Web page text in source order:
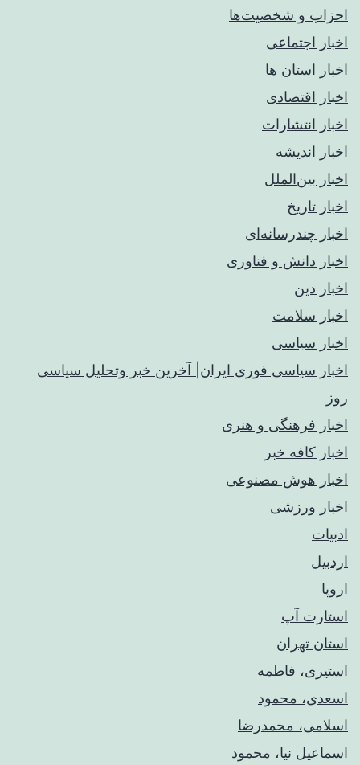
احزاب و شخصیت‌ها
اخبار اجتماعی
اخبار استان ها
اخبار اقتصادی
اخبار انتشارات
اخبار اندیشه
اخبار بین‌الملل
اخبار تاریخ
اخبار چندرسانه‌ای
اخبار دانش و فناوری
اخبار دین
اخبار سلامت
اخبار سیاسی
اخبار سیاسی فوری ایران| آخرین خبر وتحلیل سیاسی
روز
اخبار فرهنگی و هنری
اخبار کافه خبر
اخبار هوش مصنوعی
اخبار ورزشی
ادبیات
اردبیل
اروپا
استارت آپ
استان تهران
استیری، فاطمه
اسعدی، محمود
اسلامی، محمدرضا
اسماعیل نیا، محمود